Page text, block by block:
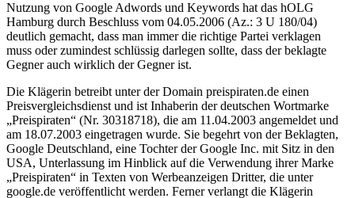
Nutzung von Google Adwords und Keywords hat das hOLG
Hamburg durch Beschluss vom 04.05.2006 (Az.: 3 U 180/04)
deutlich gemacht, dass man immer die richtige Partei verklagen
muss oder zumindest schlüssig darlegen sollte, dass der beklagte
Gegner auch wirklich der Gegner ist.
Die Klägerin betreibt unter der Domain preispiraten.de einen
Preisvergleichsdienst und ist Inhaberin der deutschen Wortmarke
„Preispiraten“ (Nr. 30318718), die am 11.04.2003 angemeldet und
am 18.07.2003 eingetragen wurde. Sie begehrt von der Beklagten,
Google Deutschland, eine Tochter der Google Inc. mit Sitz in den
USA, Unterlassung im Hinblick auf die Verwendung ihrer Marke
„Preispiraten“ in Texten von Werbeanzeigen Dritter, die unter
google.de veröffentlicht werden. Ferner verlangt die Klägerin